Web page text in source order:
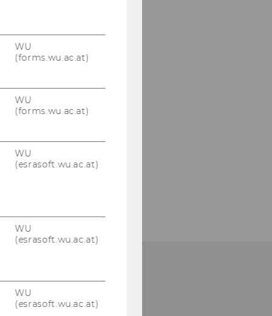
WU
(forms.wu.ac.at)
WU
(forms.wu.ac.at)
WU
(esrasoft.wu.ac.at)
WU
(esrasoft.wu.ac.at)
WU
(esrasoft.wu.ac.at)